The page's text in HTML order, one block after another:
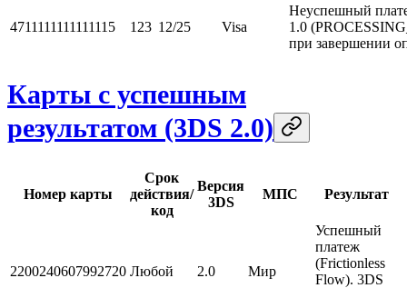
4711111111111115 123 12/25 Visa
Неуспешный
1.0
при завершении
Карты с успешным
результатом (3DS 2.0)
Номер карты
Срок
действия/
код
Версия
3DS
МПС Результат
2200240607992720 Любой 2.0 Мир
Успешный
платеж
(Frictionless
Flow). 3DS